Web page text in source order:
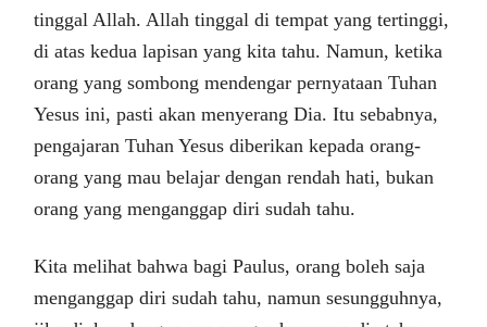
tinggal Allah. Allah tinggal di tempat yang tertinggi,
di atas kedua lapisan yang kita tahu. Namun, ketika
orang yang sombong mendengar pernyataan Tuhan
Yesus ini, pasti akan menyerang Dia. Itu sebabnya,
pengajaran Tuhan Yesus diberikan kepada orang-
orang yang mau belajar dengan rendah hati, bukan
orang yang menganggap diri sudah tahu.
Kita melihat bahwa bagi Paulus, orang boleh saja
menganggap diri sudah tahu, namun sesungguhnya,